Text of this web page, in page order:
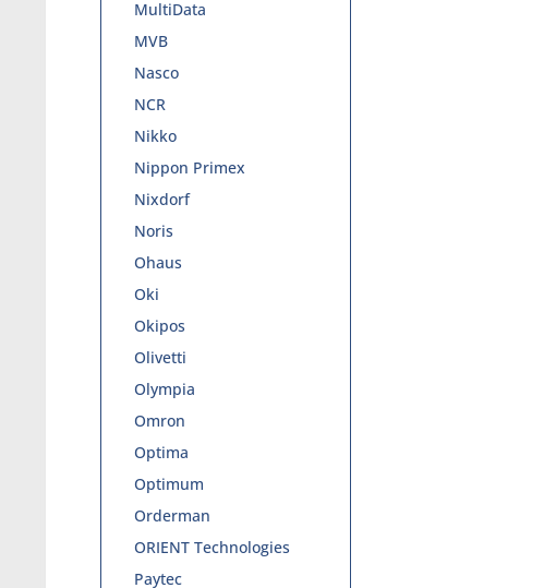
MultiData
MVB
Nasco
NCR
Nikko
Nippon Primex
Nixdorf
Noris
Ohaus
Oki
Okipos
Olivetti
Olympia
Omron
Optima
Optimum
Orderman
ORIENT Technologies
Paytec